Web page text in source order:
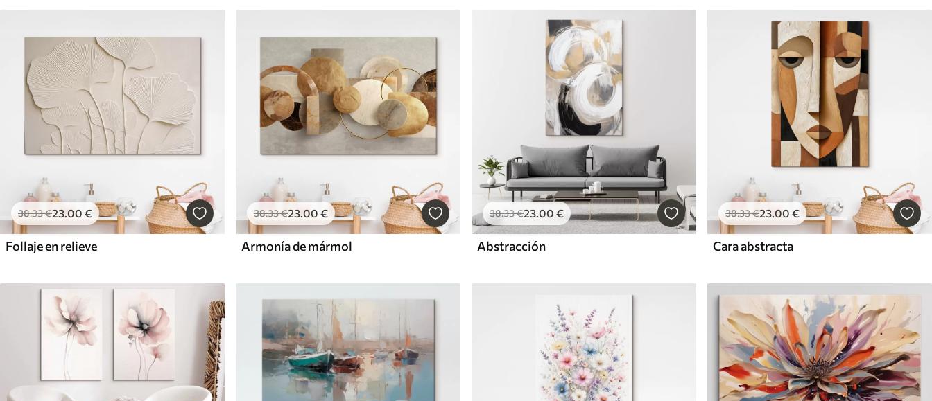
38.33€23.00 €
Follaje en relieve
38.33€23.00 €
Armonía de mármol
38.33€23.00 €
Abstracción
38.33€23.00 €
Cara abstracta